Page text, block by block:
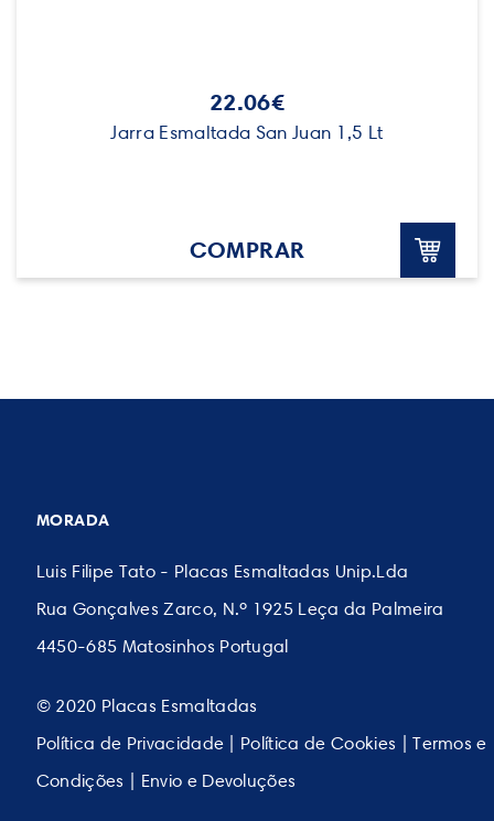
22.06€
Jarra Esmaltada San Juan 1,5 Lt
COMPRAR
MORADA
Luis Filipe Tato - Placas Esmaltadas Unip.Lda
Rua Gonçalves Zarco, N.º 1925 Leça da Palmeira
4450-685 Matosinhos Portugal
© 2020 Placas Esmaltadas
Política de Privacidade
Política de Cookies |Termos e
Condições
Envio e Devoluções